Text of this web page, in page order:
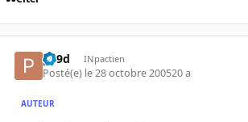
p19d INpactien
Posté(e) le 28 octobre 200520 a
AUTEUR